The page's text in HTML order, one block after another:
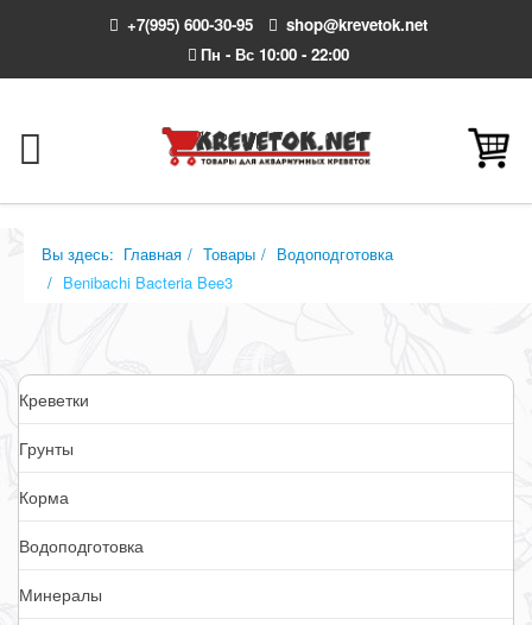
+7(995) 600-З0-95
shop@krevetok.net
Пн - Вс 10:00 - 22:00
Вы здесь: Главная Товары
Водоподготовка
Benibachi Bacteria Bee3
Креветки
Грунты
Корма
Водоподготовка
Минералы